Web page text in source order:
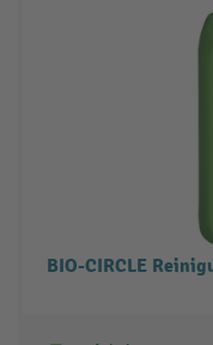
BIO-CIRCLE